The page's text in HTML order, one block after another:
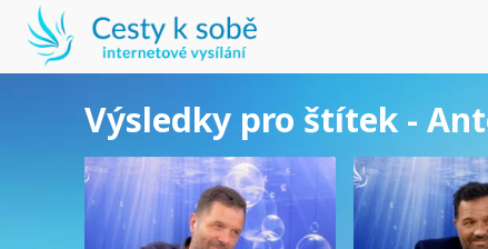
Výsledky pro štítek -